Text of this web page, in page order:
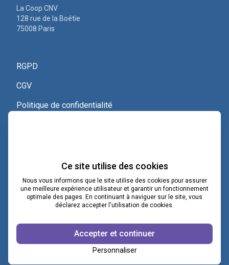
La Coop CNV
128 rue de la Boétie
75008 Paris
RGPD
CGV
Politique de confidentialité
Voir le certificat Qualiopi
contact@lacoopcnv.com
La page Linkedin de La Coop CNV
Notre chaîne Webikeo
Ce site utilise des cookies
Nous vous informons que le site utilise des cookies pour assurer
une meilleure expérience utilisateur et garantir un fonctionnement
optimale des pages. En continuant à naviguer sur le site, vous
déclarez accepter l'utilisation de cookies.
Accepter et continuer
Personnaliser